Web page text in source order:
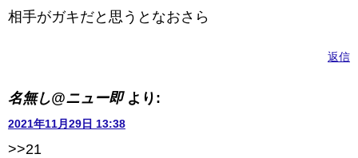
相手がガキだと思うとなおさら
返信
名無し@ニュー即 より:
2021年11月29日 13:38
>>21